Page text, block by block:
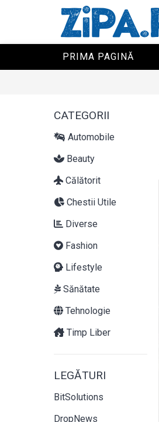
PRIMA PAGINĂ
CATEGORII
Automobile
Beauty
Călătorit
Chestii Utile
Diverse
Fashion
Lifestyle
Sănătate
Tehnologie
Timp Liber
LEGĂTURI
BitSolutions
DropNews